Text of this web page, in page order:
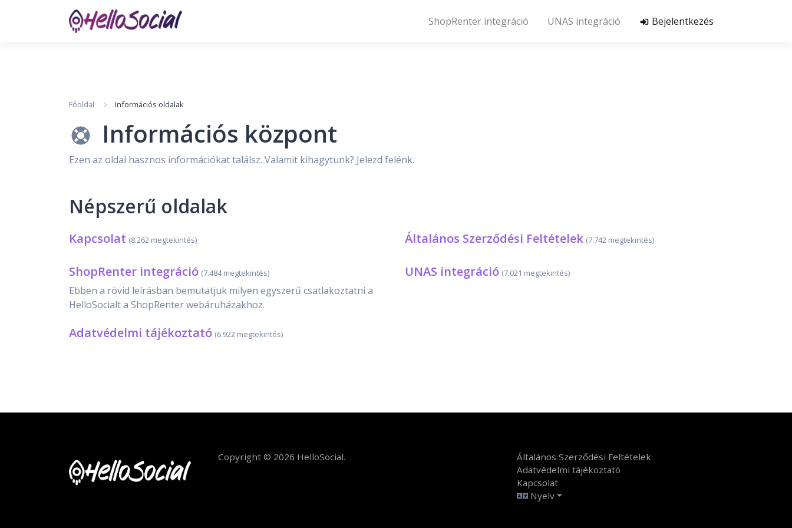
ShopRenter integráció UNAS integráció Bejelentkezés
Főoldal Információs oldalak
Információs központ
Ezen az oldal hasznos információkat találsz. Valamit kihagytunk? Jelezd felénk.
Népszerű oldalak
Kapcsolat (8.262 megtekintés) Általános Szerződési Feltételek (7.742 megtekintés)
ShopRenter integráció (7.484 megtekintés)
Ebben a rövid leírásban bemutatjuk milyen egyszerű csatlakoztatni a
HelloSocialt a ShopRenter webáruházakhoz.
UNAS integráció (7.021 megtekintés)
Adatvédelmi tájékoztató (6.922 megtekintés)
Copyright © 2026 HelloSocial.
Általános Szerződési Feltételek
Adatvédelmi tájékoztató
Kapcsolat
Nyelv